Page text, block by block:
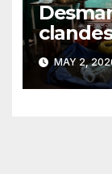
de
MAY 2,